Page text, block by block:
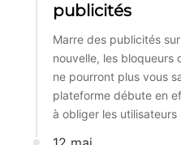
publicités
Marre des publicités
nouvelle, les bloqueurs
ne pourront plus vous
plateforme débute en
à obliger les